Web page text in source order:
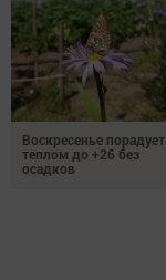
Воскресенье порадует
теплом до +26 без
осадков